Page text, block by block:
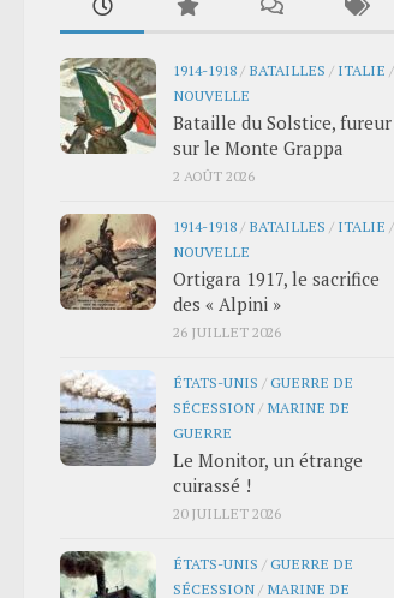
1914-1918 / BATAILLES / ITALIE /
NOUVELLE
Bataille du Solstice, fureur
sur le Monte Grappa
2 AOÛT 2026
1914-1918 / BATAILLES / ITALIE /
NOUVELLE
Ortigara 1917, le sacrifice
des « Alpini »
26 JUILLET 2026
ÉTATS-UNIS /GUERRE DE
SÉCESSION / MARINE DE
GUERRE
Le Monitor, un étrange
cuirassé !
20 JUILLET 2026
ÉTATS-UNIS /GUERRE DE
SÉCESSION / MARINE DE